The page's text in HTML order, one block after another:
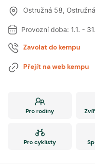
Ostružná 58, Ostružná
Provozní doba: 1.1. -
Zavolat do kempu
Přejít na web kempu
Pro rodiny
Pro cyklisty